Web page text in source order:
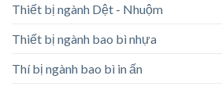
Thiết bị ngành Dệt - Nhuộm
Thiết bị ngành bao bì nhựa
Thí bị ngành bao bì in ấn